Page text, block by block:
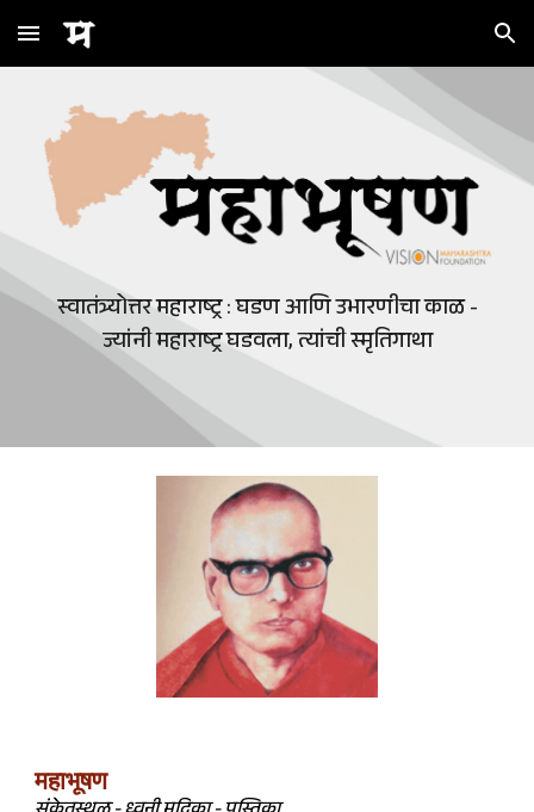
Skip to main content Skip to navigation
स्वातंत्र्योत्तर महाराष्ट्र : घडण आणि उभारणीचा काळ -
ज्यांनी महाराष्ट्र घडवला, त्यांची स्मृतिगाथा
महाभूषण